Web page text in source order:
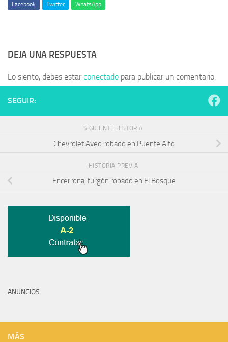
Facebook Twitter WhatsApp
DEJA UNA RESPUESTA
Lo siento, debes estarconectado para publicar un comentario.
SEGUIR:
SIGUIENTE HISTORIA
Chevrolet Aveo robado en Puente Alto
HISTORIA PREVIA
Encerrona, furgón robado en El Bosque
ANUNCIOS
MÁS